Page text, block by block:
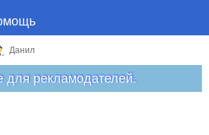
Данил
для рекламодателей.